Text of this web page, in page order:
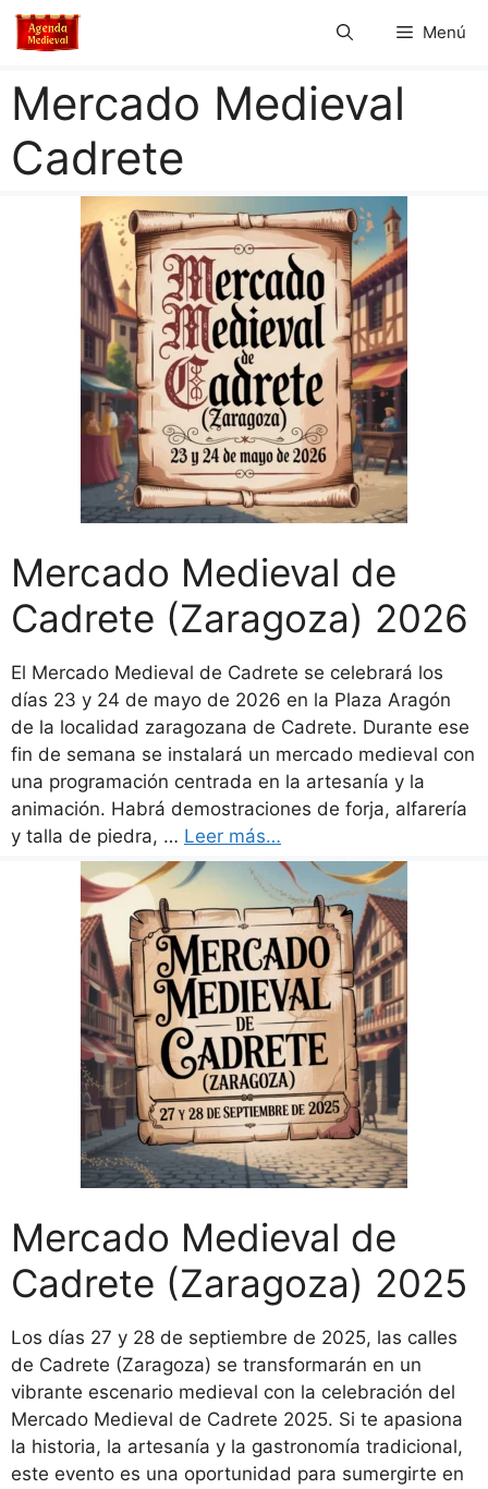
Saltar
Menú
Mercado Medieval
Cadrete
Mercado Medieval de
Cadrete (Zaragoza) 2026
El Mercado Medieval de Cadrete se celebrará los
días 23 y 24 de mayo de 2026 en la Plaza Aragón
de la localidad zaragozana de Cadrete. Durante ese
fin de semana se instalará un mercado medieval con
una programación centrada en la artesanía y la
animación. Habrá demostraciones de forja, alfarería
y talla de piedra, … Leer más…
Mercado Medieval de
Cadrete (Zaragoza) 2025
Los días 27 y 28 de septiembre de 2025, las calles
de Cadrete (Zaragoza) se transformarán en un
vibrante escenario medieval con la celebración del
Mercado Medieval de Cadrete 2025. Si te apasiona
la historia, la artesanía y la gastronomía tradicional,
este evento es una oportunidad para sumergirte en